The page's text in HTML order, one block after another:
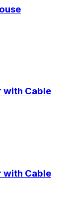
with Cable
with Cable